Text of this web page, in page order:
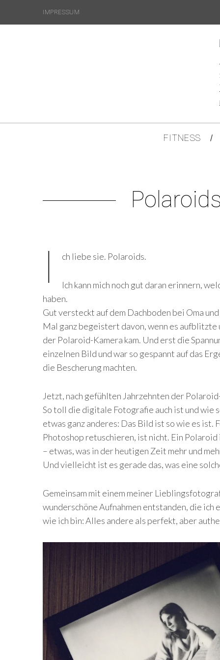
IMPRESSUM
FITNESS
I ch liebe sie. Polaroids.
Ich kann mich noch gut daran erinnern,
haben.
Gut versteckt auf dem Dachboden bei Oma
Mal ganz begeistert davon, wenn es aufblitzte
der Polaroid-Kamera kam. Und erst die
einzelnen Bild und war so gespannt auf das
die Bescherung machten.
Jetzt, nach gefühlten Jahrzehnten der
So toll die digitale Fotografie auch ist und wie
etwas ganz anderes: Das Bild ist so wie es
Photoshop retuschieren, ist nicht. Ein
– etwas, was in der heutigen Zeit mehr und
Und vielleicht ist es gerade das, was eine
Gemeinsam mit einem meiner
wunderschöne Aufnahmen entstanden, die ich
wie ich bin: Alles andere als perfekt, aber